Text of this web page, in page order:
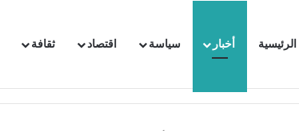
الرئيسية أخبار سياسة اقتصاد ثقافة
الفرنسية بتونس وتبلغها احتجاجا شديد اللهجة !!